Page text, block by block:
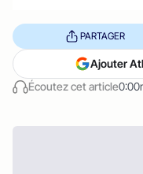
Écoutez cet article
PARTAGER
Ajouter